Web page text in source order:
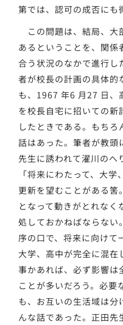
第では、認可の成否にも
この問題は、結局、大
あるということを、関係
合う状況のなかで進行し
者が校長の計画の具体的
も、1967 年6 月27 日、
を校長自宅に招いての
したときである。もち
話はあった。筆者が教頭
先生に誘われて濯川のへ
「将来にわたって、大
更新を望むことがある
となって動きがとれな
処しておかねばならない
序の口で、将来に向けて
大学、高中が完全に混在
事かあれば、必ず影響は
ことが多いだろう。必要
も、お互いの生活域は分
んな話であった。正田